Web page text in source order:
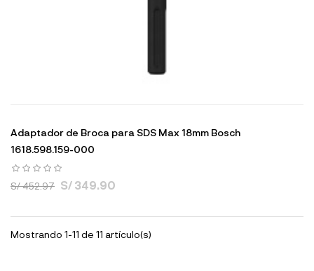
Adaptador de Broca para SDS Max 18mm Bosch
1618.598.159-000
S/ 452.97 S/ 349.90
Mostrando 1-11 de 11 artículo(s)